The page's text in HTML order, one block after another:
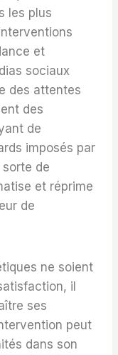
les plus
et
sociaux
des attentes
des
de
imposés par
de
et réprime
de
ne soient
il
ses
peut
dans son